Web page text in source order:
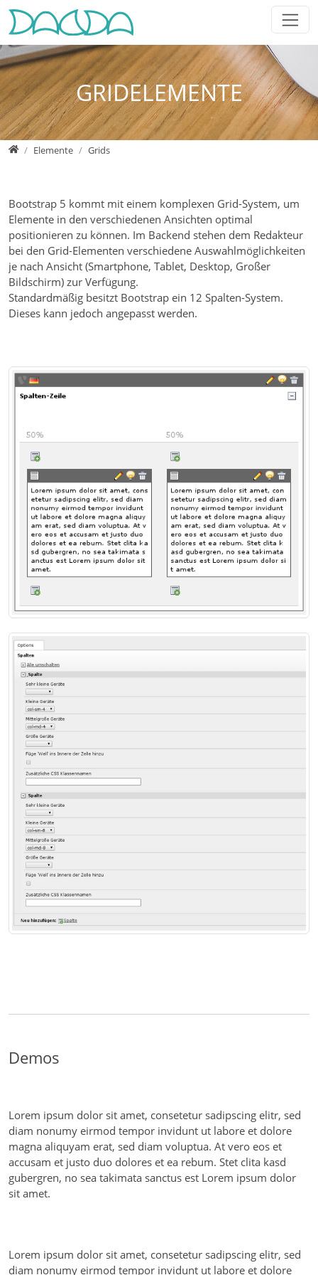
Jump directly to main navigation
Jump directly to content
Jump to sub navigation
GRIDELEMENTE
HomeElemente Grids
Bootstrap 5 kommt mit einem komplexen Grid-System, um
Elemente in den verschiedenen Ansichten optimal
positionieren zu können. Im Backend stehen dem Redakteur
bei den Grid-Elementen verschiedene Auswahlmöglichkeiten
je nach Ansicht (Smartphone, Tablet, Desktop, Großer
Bildschirm) zur Verfügung.
Standardmäßig besitzt Bootstrap ein 12 Spalten-System.
Dieses kann jedoch angepasst werden.
Demos
Lorem ipsum dolor sit amet, consetetur sadipscing elitr, sed
diam nonumy eirmod tempor invidunt ut labore et dolore
magna aliquyam erat, sed diam voluptua. At vero eos et
accusam et justo duo dolores et ea rebum. Stet clita kasd
gubergren, no sea takimata sanctus est Lorem ipsum dolor
sit amet.
Lorem ipsum dolor sit amet, consetetur sadipscing elitr, sed
diam nonumy eirmod tempor invidunt ut labore et dolore